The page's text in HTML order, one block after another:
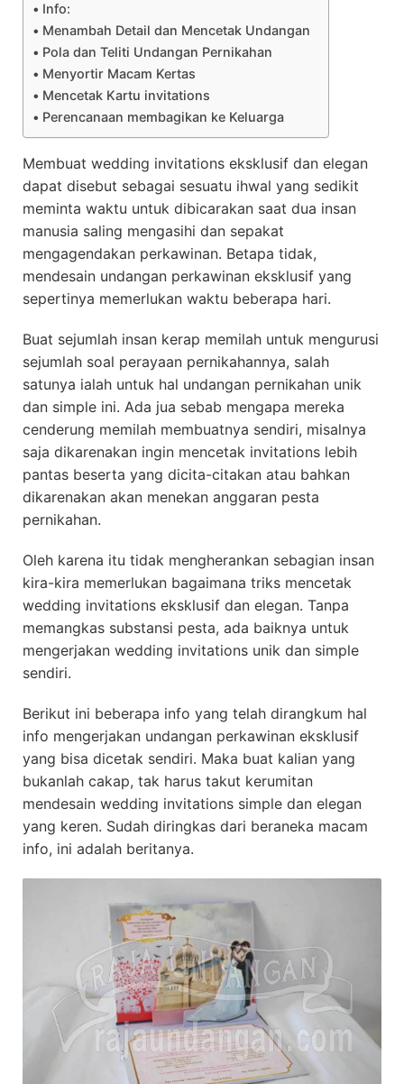
Info:
Menambah Detail dan Mencetak Undangan
Pola dan Teliti Undangan Pernikahan
Menyortir Macam Kertas
Mencetak Kartu invitations
Perencanaan membagikan ke Keluarga
Membuat wedding invitations eksklusif dan elegan
dapat disebut sebagai sesuatu ihwal yang sedikit
meminta waktu untuk dibicarakan saat dua insan
manusia saling mengasihi dan sepakat
mengagendakan perkawinan. Betapa tidak,
mendesain undangan perkawinan eksklusif yang
sepertinya memerlukan waktu beberapa hari.
Buat sejumlah insan kerap memilah untuk mengurusi
sejumlah soal perayaan pernikahannya, salah
satunya ialah untuk hal undangan pernikahan unik
dan simple ini. Ada jua sebab mengapa mereka
cenderung memilah membuatnya sendiri, misalnya
saja dikarenakan ingin mencetak invitations lebih
pantas beserta yang dicita-citakan atau bahkan
dikarenakan akan menekan anggaran pesta
pernikahan.
Oleh karena itu tidak mengherankan sebagian insan
kira-kira memerlukan bagaimana triks mencetak
wedding invitations eksklusif dan elegan. Tanpa
memangkas substansi pesta, ada baiknya untuk
mengerjakan wedding invitations unik dan simple
sendiri.
Berikut ini beberapa info yang telah dirangkum hal
info mengerjakan undangan perkawinan eksklusif
yang bisa dicetak sendiri. Maka buat kalian yang
bukanlah cakap, tak harus takut kerumitan
mendesain wedding invitations simple dan elegan
yang keren. Sudah diringkas dari beraneka macam
info, ini adalah beritanya.